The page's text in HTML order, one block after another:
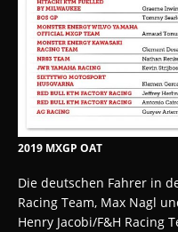
2019 MXGP OAT
Die deutschen Fahrer in
Racing Team, Max Nagl
Henry Jacobi/F&H Racing